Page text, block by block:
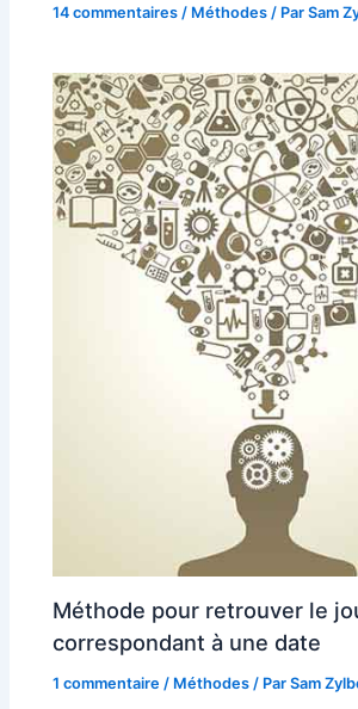
14 commentaires / Méthodes / ParSam
Méthode pour retrouver le
correspondant à une date
1 commentaire / Méthodes / ParSam